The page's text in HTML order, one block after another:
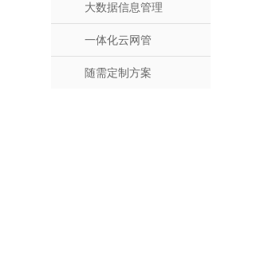
大数据信息管理
一体化云网管
随需定制方案